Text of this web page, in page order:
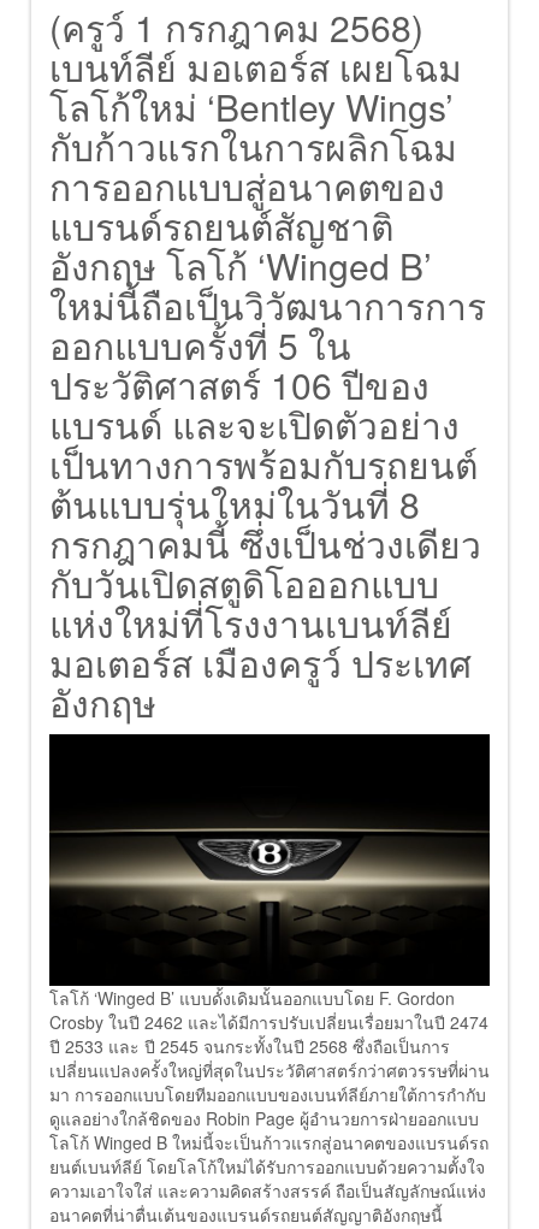
(ครูว์ 1 กรกฎาคม 2568)
เบนท์ลีย์ มอเตอร์ส เผยโฉม
โลโก้ใหม่ ‘Bentley Wings’
กับก้าวแรกในการผลิกโฉม
การออกแบบสู่อนาคตของ
แบรนด์รถยนต์สัญชาติ
อังกฤษ โลโก้ ‘Winged B’
ใหม่นี้ถือเป็นวิวัฒนาการการ
ออกแบบครั้งที่ 5 ใน
ประวัติศาสตร์ 106 ปีของ
แบรนด์ และจะเปิดตัวอย่าง
เป็นทางการพร้อมกับรถยนต์
ต้นแบบรุ่นใหม่ในวันที่ 8
กรกฎาคมนี้ ซึ่งเป็นช่วงเดียว
กับวันเปิดสตูดิโอออกแบบ
แห่งใหม่ที่โรงงานเบนท์ลีย์
มอเตอร์ส เมืองครูว์ ประเทศ
อังกฤษ
โลโก้ ‘Winged B’ แบบดั้งเดิมนั้นออกแบบโดย F. Gordon
Crosby ในปี 2462 และได้มีการปรับเปลี่ยนเรื่อยมาในปี 2474
ปี 2533 และ ปี 2545 จนกระทั้งในปี 2568 ซึ่งถือเป็นการ
เปลี่ยนแปลงครั้งใหญ่ที่สุดในประวัติศาสตร์กว่าศตวรรษที่ผ่าน
มา การออกแบบโดยทีมออกแบบของเบนท์ลีย์ภายใต้การกำกับ
ดูแลอย่างใกล้ชิดของ Robin Page ผู้อำนวยการฝ่ายออกแบบ
โลโก้ Winged B ใหม่นี้จะเป็นก้าวแรกสู่อนาคตของแบรนด์รถ
ยนต์เบนท์ลีย์ โดยโลโก้ใหม่ได้รับการออกแบบด้วยความตั้งใจ
ความเอาใจใส่ และความคิดสร้างสรรค์ ถือเป็นสัญลักษณ์แห่ง
อนาคตที่น่าตื่นเต้นของแบรนด์รถยนต์สัญญาติอังกฤษนี้